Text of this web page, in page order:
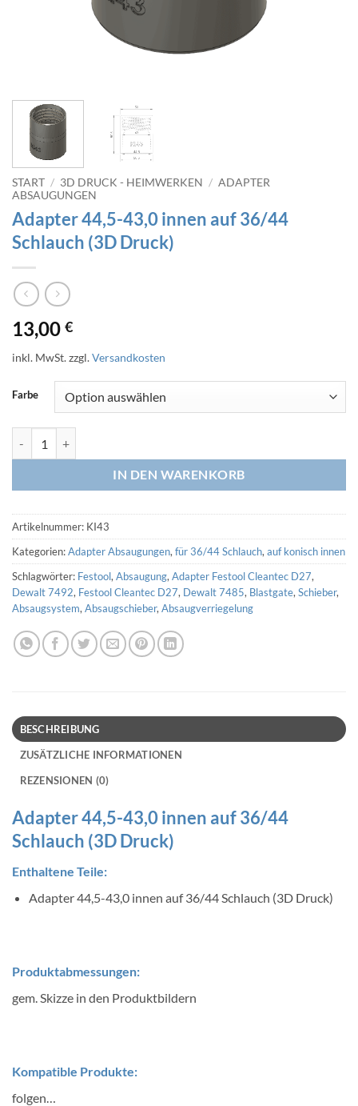
START / 3D DRUCK - HEIMWERKEN / ADAPTER
ABSAUGUNGEN
Adapter 44,5-43,0 innen auf 36/44
Schlauch (3D Druck)
13,00 €
inkl. MwSt.zzgl.Versandkosten
Farbe
IN DEN WARENKORB
Artikelnummer: KI43
Kategorien:Adapter Absaugungen,für 36/44 Schlauch,auf konisch innen
Schlagwörter: Festool,Absaugung,Adapter Festool Cleantec D27,
Dewalt 7492, Festool Cleantec D27, Dewalt 7485, Blastgate,Schieber,
Absaugsystem,Absaugschieber,Absaugverriegelung
BESCHREIBUNG
ZUSÄTZLICHE INFORMATIONEN
REZENSIONEN (0)
Adapter 44,5-43,0 innen auf 36/44
Schlauch (3D Druck)
Enthaltene Teile:
Adapter 44,5-43,0 innen auf 36/44 Schlauch (3D Druck)
Produktabmessungen:
gem. Skizze in den Produktbildern
Kompatible Produkte:
folgen…